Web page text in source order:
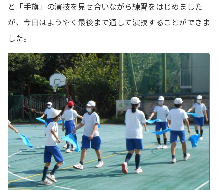
と「手旗」の演技を見せ合いながら練習をはじめました
が、今日はようやく最後まで通して演技することができま
した。